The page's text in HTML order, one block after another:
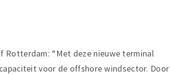
Rotterdam: “Met deze nieuwe terminal
voor de offshore windsector. Door